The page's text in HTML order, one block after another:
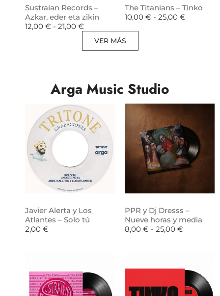
Sustraian Records –
Azkar, eder eta zikin
12,00 € - 21,00 €
The Titanians – Tinko
10,00 € - 25,00 €
VER MÁS
Arga Music Studio
Javier Alerta y Los
Atlantes – Solo tú
2,00 €
PPR y Dj Dresss –
Nueve horas y media
8,00 € - 25,00 €